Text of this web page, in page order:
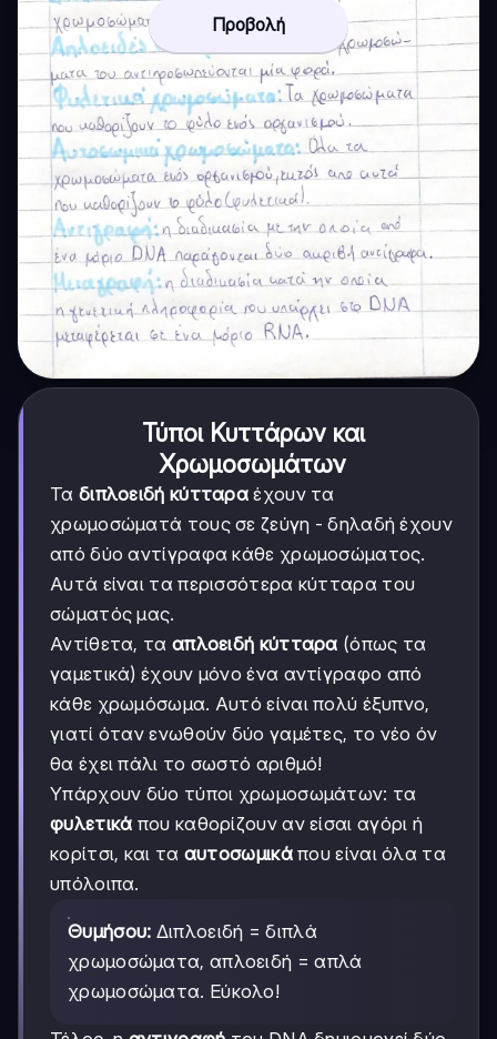
Προβολή
Τύποι Κυττάρων και
Χρωμοσωμάτων
Τα διπλοειδή κύτταρα έχουν τα
χρωμοσώματά τους σε ζεύγη - δηλαδή έχουν
από δύο αντίγραφα κάθε χρωμοσώματος.
Αυτά είναι τα περισσότερα κύτταρα του
σώματός μας.
Αντίθετα, τα απλοειδή κύτταρα (όπως τα
γαμετικά) έχουν μόνο ένα αντίγραφο από
κάθε χρωμόσωμα. Αυτό είναι πολύ έξυπνο,
γιατί όταν ενωθούν δύο γαμέτες, το νέο όν
θα έχει πάλι το σωστό αριθμό!
Υπάρχουν δύο τύποι χρωμοσωμάτων: τα
φυλετικά που καθορίζουν αν είσαι αγόρι ή
κορίτσι, και τα αυτοσωμικάπου είναι όλα τα
υπόλοιπα.
Θυμήσου: Διπλοειδή = διπλά
χρωμοσώματα, απλοειδή = απλά
χρωμοσώματα. Εύκολο!